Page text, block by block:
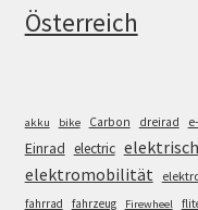
Österreich
akku bike Carbon dreirad
Einrad electric elektrisch
elektromobilität
fahrrad
fahrzeug Firewheel